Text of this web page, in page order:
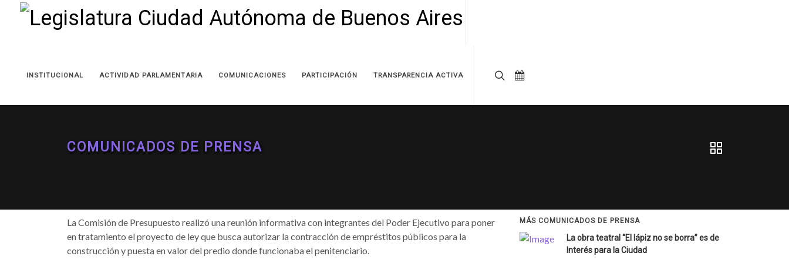
INSTITUCIONAL ACTIVIDAD PARLAMENTARIA COMUNICACIONES PARTICIPACIÓN TRANSPARENCIA ACTIVA
COMUNICADOS DE PRENSA
La Comisión de Presupuesto realizó una reunión informativa con integrantes del Poder Ejecutivo para poner
en tratamiento el proyecto de ley que busca autorizar la contracción de empréstitos públicos para la
construcción y puesta en valor del predio donde funcionaba el penitenciario.
MÁS COMUNICADOS DE PRENSA
La obra teatral “El lápiz no se borra” es de
Interés para la Ciudad